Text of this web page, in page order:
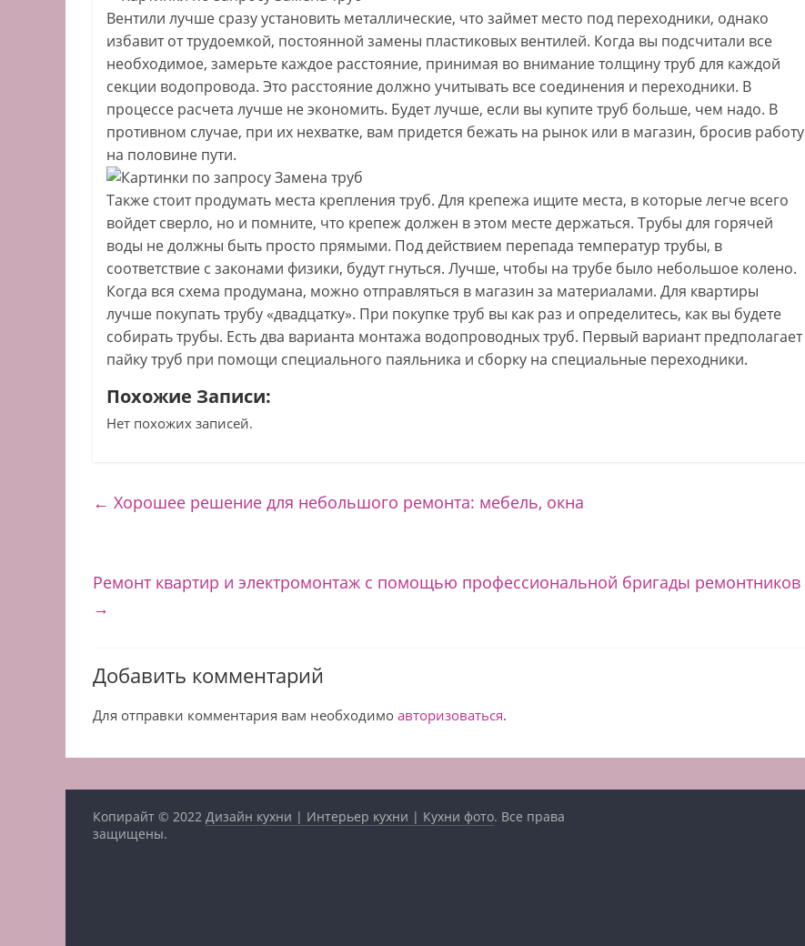
Вентили лучше сразу установить металлические, что займет место под переходники, однако
избавит от трудоемкой, постоянной замены пластиковых вентилей. Когда вы подсчитали все
необходимое, замерьте каждое расстояние, принимая во внимание толщину труб для каждой
секции водопровода. Это расстояние должно учитывать все соединения и переходники. В
процессе расчета лучше не экономить. Будет лучше, если вы купите труб больше, чем надо. В
противном случае, при их нехватке, вам придется бежать на рынок или в магазин, бросив работу
на половине пути.
Также стоит продумать места крепления труб. Для крепежа ищите места, в которые легче всего
войдет сверло, но и помните, что крепеж должен в этом месте держаться. Трубы для горячей
воды не должны быть просто прямыми. Под действием перепада температур трубы, в
соответствие с законами физики, будут гнуться. Лучше, чтобы на трубе было небольшое колено.
Когда вся схема продумана, можно отправляться в магазин за материалами. Для квартиры
лучше покупать трубу «двадцатку». При покупке труб вы как раз и определитесь, как вы будете
собирать трубы. Есть два варианта монтажа водопроводных труб. Первый вариант предполагает
пайку труб при помощи специального паяльника и сборку на специальные переходники.
Похожие Записи:
Нет похожих записей.
← Хорошее решение для небольшого ремонта: мебель, окна
Ремонт квартир и электромонтаж с помощью профессиональной бригады ремонтников
→
Добавить комментарий
Для отправки комментария вам необходимо авторизоваться.
Копирайт © 2022 Дизайн кухни | Интерьер кухни | Кухни фото. Все права
защищены.